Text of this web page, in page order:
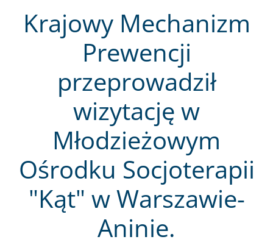
Krajowy Mechanizm
Prewencji
przeprowadził
wizytację w
Młodzieżowym
Ośrodku Socjoterapii
"Kąt" w Warszawie-
Aninie.